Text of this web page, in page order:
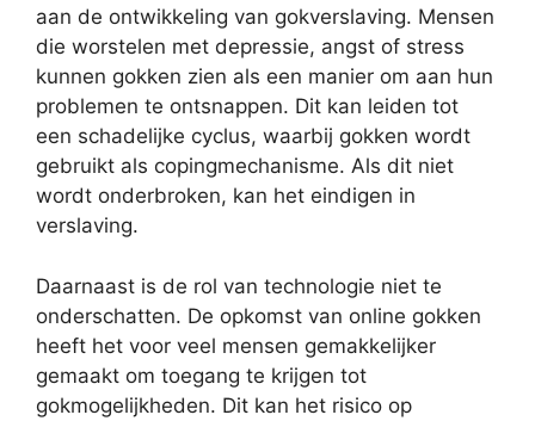
aan de ontwikkeling van gokverslaving. Mensen
die worstelen met depressie, angst of stress
kunnen gokken zien als een manier om aan hun
problemen te ontsnappen. Dit kan leiden tot
een schadelijke cyclus, waarbij gokken wordt
gebruikt als copingmechanisme. Als dit niet
wordt onderbroken, kan het eindigen in
verslaving.
Daarnaast is de rol van technologie niet te
onderschatten. De opkomst van online gokken
heeft het voor veel mensen gemakkelijker
gemaakt om toegang te krijgen tot
gokmogelijkheden. Dit kan het risico op